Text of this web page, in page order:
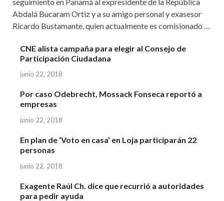
Abdalá Bucaram Ortiz y a su amigo personal y exasesor
Ricardo Bustamante, quien actualmente es comisionado …
CNE alista campaña para elegir al Consejo de
Participación Ciudadana
junio 22, 2018
Por caso Odebrecht, Mossack Fonseca reportó a
empresas
junio 22, 2018
En plan de ‘Voto en casa’ en Loja participarán 22
personas
junio 22, 2018
Exagente Raúl Ch. dice que recurrió a autoridades
para pedir ayuda